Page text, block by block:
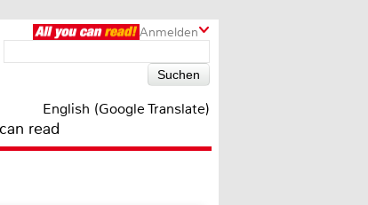
Anmelden
English (Google Translate)
read